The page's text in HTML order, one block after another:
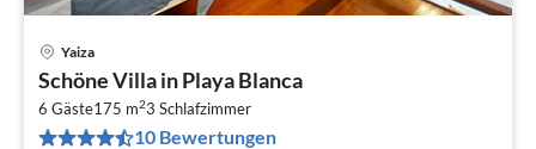
Yaiza
Schöne Villa in Playa Blanca
6 Gäste175 m23 Schlafzimmer
10 Bewertungen